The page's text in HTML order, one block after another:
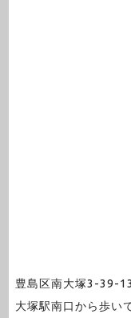
豊島区南大塚3-39-
大塚駅南口から歩い